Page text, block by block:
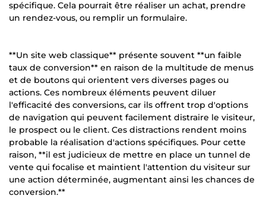
spécifique. Cela pourrait être réaliser un achat, prendre
un rendez-vous, ou remplir un formulaire.
**Un site web classique** présente souvent **un faible
taux de conversion** en raison de la multitude de menus
et de boutons qui orientent vers diverses pages ou
actions. Ces nombreux éléments peuvent diluer
l'efficacité des conversions, car ils offrent trop d'options
de navigation qui peuvent facilement distraire le visiteur,
le prospect ou le client. Ces distractions rendent moins
probable la réalisation d'actions spécifiques. Pour cette
raison, **il est judicieux de mettre en place un tunnel de
vente qui focalise et maintient l'attention du visiteur sur
une action déterminée, augmentant ainsi les chances de
conversion.**